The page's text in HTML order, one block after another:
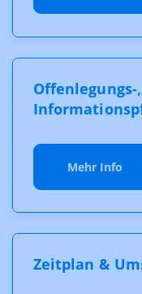
Mehr Info
Zeitplan &